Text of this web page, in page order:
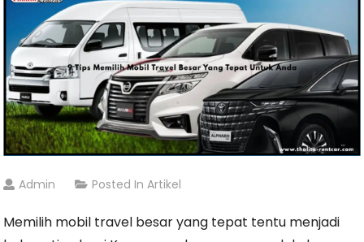
Admin Posted InArtikel
Memilih mobil travel besar yang tepat tentu menjadi